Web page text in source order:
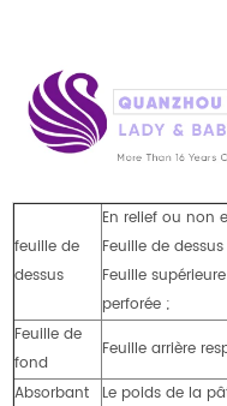
feuille de
dessus
En relief ou non
Feuille de
Feuille
perforée ;
Feuille de
fond
Feuille arrière
Absorbant
Le poids de la